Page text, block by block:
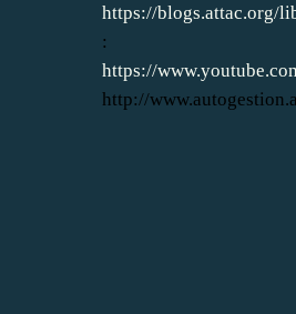
https://blogs.attac.org/
:
https://
http://